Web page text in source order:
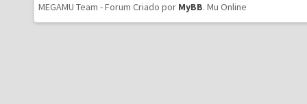
MEGAMU Team - Forum Criado por MyBB. Mu Online